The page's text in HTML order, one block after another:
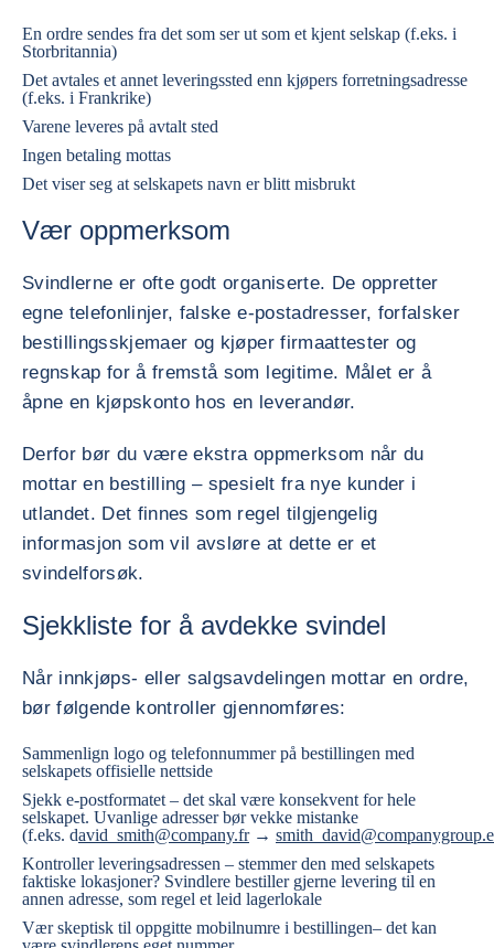
En ordre sendes fra det som ser ut som et kjent selskap (f.eks. i
Storbritannia)
Det avtales et annet leveringssted enn kjøpers forretningsadresse
(f.eks. i Frankrike)
Varene leveres på avtalt sted
Ingen betaling mottas
Det viser seg at selskapets navn er blitt misbrukt
Vær oppmerksom
Svindlerne er ofte godt organiserte. De oppretter
egne telefonlinjer, falske e-postadresser, forfalsker
bestillingsskjemaer og kjøper firmaattester og
regnskap for å fremstå som legitime. Målet er å
åpne en kjøpskonto hos en leverandør.
Derfor bør du være ekstra oppmerksom når du
mottar en bestilling – spesielt fra nye kunder i
utlandet. Det finnes som regel tilgjengelig
informasjon som vil avsløre at dette er et
svindelforsøk.
Sjekkliste for å avdekke svindel
Når innkjøps- eller salgsavdelingen mottar en ordre,
bør følgende kontroller gjennomføres:
Sammenlign logo og telefonnummer på bestillingen med
selskapets offisielle nettside
Sjekk e-postformatet – det skal være konsekvent for hele
selskapet. Uvanlige adresser bør vekke mistanke
(f.eks. david_smith@company.fr→
Kontroller leveringsadressen – stemmer den med selskapets
faktiske lokasjoner? Svindlere bestiller gjerne levering til en
annen adresse, som regel et leid lagerlokale
Vær skeptisk til oppgitte mobilnumre i bestillingen– det kan